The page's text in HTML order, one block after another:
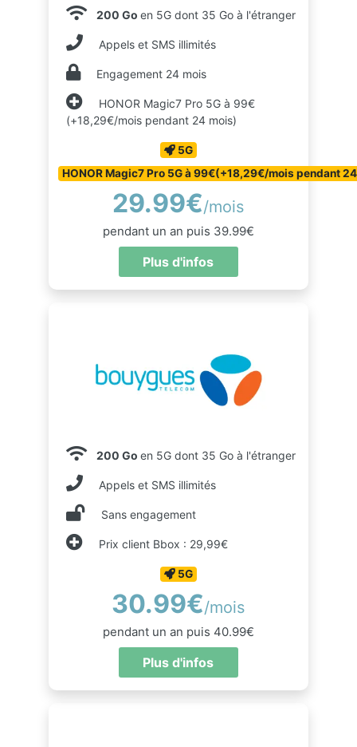
200 Go en 5G dont 35 Go à l'étranger
Appels et SMS illimités
Engagement 24 mois
HONOR Magic7 Pro 5G à 99€
(+18,29€/mois pendant 24 mois)
5G
HONOR Magic7 Pro 5G à 99€(+18,29€/mois pendant
29.99€/mois
pendant un an puis 39.99€
Plus d'infos
200 Go en 5G dont 35 Go à l'étranger
Appels et SMS illimités
Sans engagement
Prix client Bbox : 29,99€
5G
30.99€/mois
pendant un an puis 40.99€
Plus d'infos